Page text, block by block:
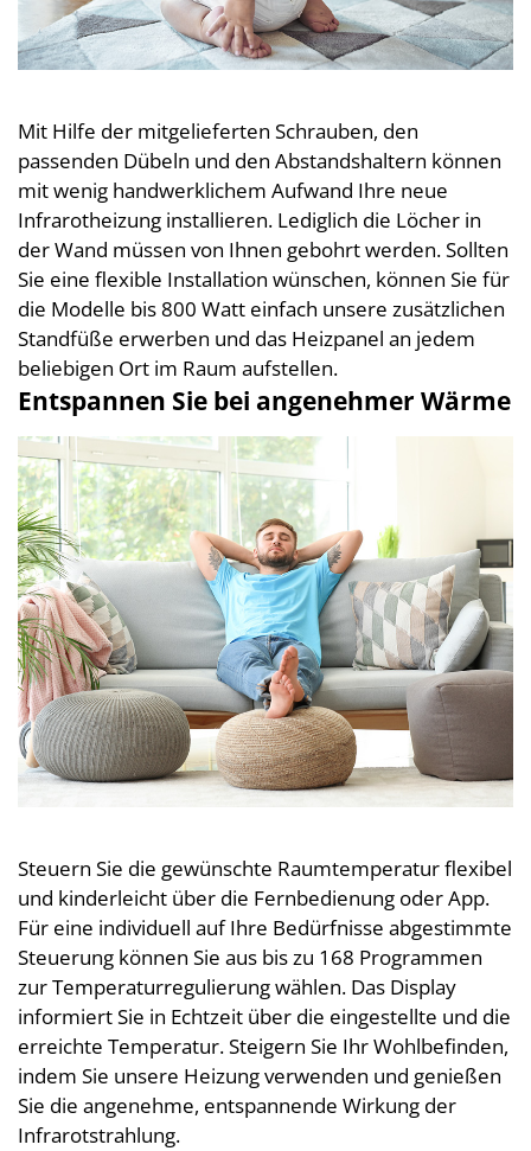
Mit Hilfe der mitgelieferten Schrauben, den
passenden Dübeln und den Abstandshaltern können
mit wenig handwerklichem Aufwand Ihre neue
Infrarotheizung installieren. Lediglich die Löcher in
der Wand müssen von Ihnen gebohrt werden. Sollten
Sie eine flexible Installation wünschen, können Sie für
die Modelle bis 800 Watt einfach unsere zusätzlichen
Standfüße erwerben und das Heizpanel an jedem
beliebigen Ort im Raum aufstellen.
Entspannen Sie bei angenehmer Wärme
Steuern Sie die gewünschte Raumtemperatur flexibel
und kinderleicht über die Fernbedienung oder App.
Für eine individuell auf Ihre Bedürfnisse abgestimmte
Steuerung können Sie aus bis zu 168 Programmen
zur Temperaturregulierung wählen. Das Display
informiert Sie in Echtzeit über die eingestellte und die
erreichte Temperatur. Steigern Sie Ihr Wohlbefinden,
indem Sie unsere Heizung verwenden und genießen
Sie die angenehme, entspannende Wirkung der
Infrarotstrahlung.